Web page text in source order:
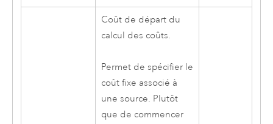
Coût de départ du
calcul des coûts.
Permet de spécifier le
coût fixe associé à
une source. Plutôt
que de commencer